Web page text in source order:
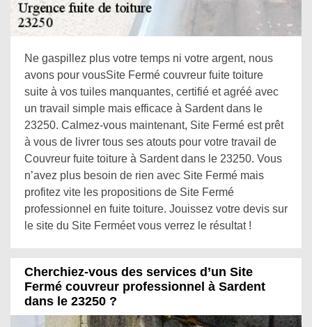
Ne gaspillez plus votre temps ni votre argent, nous
avons pour vousSite Fermé couvreur fuite toiture
suite à vos tuiles manquantes, certifié et agréé avec
un travail simple mais efficace à Sardent dans le
23250. Calmez-vous maintenant, Site Fermé est prêt
à vous de livrer tous ses atouts pour votre travail de
Couvreur fuite toiture à Sardent dans le 23250. Vous
n’avez plus besoin de rien avec Site Fermé mais
profitez vite les propositions de Site Fermé
professionnel en fuite toiture. Jouissez votre devis sur
le site du Site Ferméet vous verrez le résultat !
Cherchiez-vous des services d’un Site
Fermé couvreur professionnel à Sardent
dans le 23250 ?